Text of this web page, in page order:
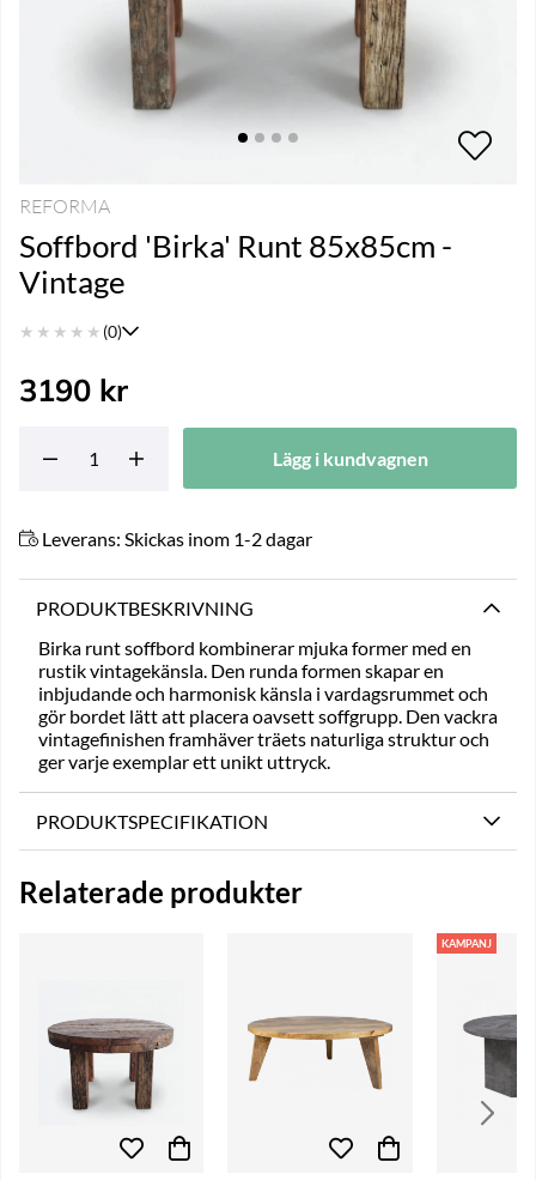
REFORMA
Soffbord 'Birka' Runt 85x85cm -
Vintage
★ ★ ★ ★ ★ (0)
3190 kr
Lägg i kundvagnen
Leverans: Skickas inom 1-2 dagar
PRODUKTBESKRIVNING
Birka runt soffbord kombinerar mjuka former med en
rustik vintagekänsla. Den runda formen skapar en
inbjudande och harmonisk känsla i vardagsrummet och
gör bordet lätt att placera oavsett soffgrupp. Den vackra
vintagefinishen framhäver träets naturliga struktur och
ger varje exemplar ett unikt uttryck.
PRODUKTSPECIFIKATION
Relaterade produkter
KAMPANJ